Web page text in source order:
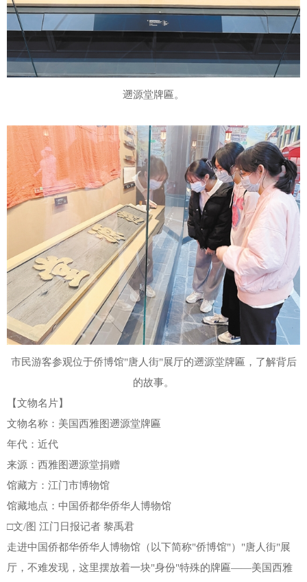
遡源堂牌匾。
市民游客参观位于侨博馆"唐人街"展厅的遡源堂牌匾，了解背后
的故事。
【文物名片】
文物名称：美国西雅图遡源堂牌匾
年代：近代
来源：西雅图遡源堂捐赠
馆藏方：江门市博物馆
馆藏地点：中国侨都华侨华人博物馆
□文/图 江门日报记者 黎禹君
走进中国侨都华侨华人博物馆（以下简称"侨博馆"）"唐人街"展
厅，不难发现，这里摆放着一块"身份"特殊的牌匾——美国西雅